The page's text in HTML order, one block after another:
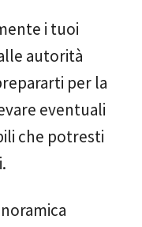
i tuoi
autorità
per la
eventuali
che potresti